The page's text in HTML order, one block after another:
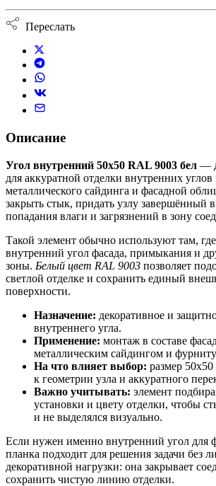
Переслать
Описание
Угол внутренний 50х50 RAL 9003 бел —
для аккуратной отделки внутренних
металлического сайдинга и фасадной
закрыть стык, придать узлу завершённый
попадания влаги и загрязнений в зону
Такой элемент обычно используют там,
внутренний угол фасада, примыкания и
зоны. Белый цвет RAL 9003 позволяет
светлой отделке и сохранить единый
поверхности.
Назначение: декоративное и
внутреннего угла.
Применение: монтаж в составе
металлическим сайдингом и
На что влияет выбор: размер
к геометрии узла и аккуратного
Важно учитывать: элемент
установки и цвету отделки, чтобы
и не выделялся визуально.
Если нужен именно внутренний угол для
планка подходит для решения задачи без
декоративной нагрузки: она закрывает
сохранить чистую линию отделки.